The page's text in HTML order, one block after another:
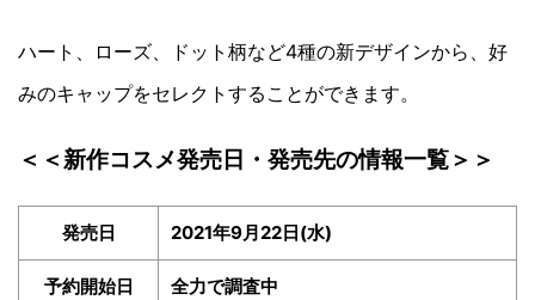
ハート、ローズ、ドット柄など4種の新デザインから、好
みのキャップをセレクトすることができます。
＜＜新作コスメ発売日・発売先の情報一覧＞＞
発売日 2021年9月22日(水)
予約開始日 全力で調査中